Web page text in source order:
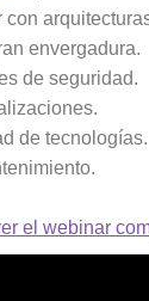
con
envergadura.
de seguridad.
de tecnologías.
el webinar